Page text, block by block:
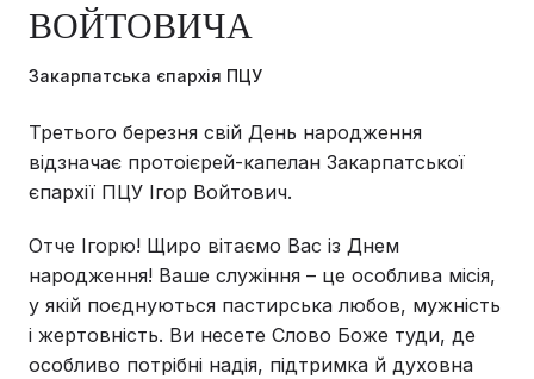
ВОЙТОВИЧА
Закарпатська єпархія ПЦУ
Третього березня свій День народження
відзначає протоієрей-капелан Закарпатської
єпархії ПЦУ Ігор Войтович.
Отче Ігорю! Щиро вітаємо Вас із Днем
народження! Ваше служіння – це особлива місія,
у якій поєднуються пастирська любов, мужність
і жертовність. Ви несете Слово Боже туди, де
особливо потрібні надія, підтримка й духовна